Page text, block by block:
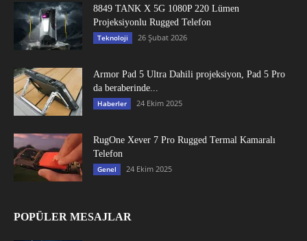
8849 TANK X 5G 1080P 220 Lümen
Projeksiyonlu Rugged Telefon
Teknoloji 26 Şubat 2026
Armor Pad 5 Ultra Dahili projeksiyon, Pad 5 Pro
da beraberinde...
Haberler 24 Ekim 2025
RugOne Xever 7 Pro Rugged Termal Kamaralı
Telefon
Genel 24 Ekim 2025
POPÜLER MESAJLAR